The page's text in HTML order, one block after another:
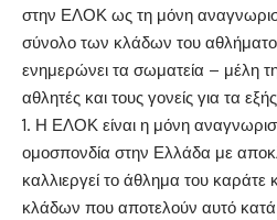
στην ΕΛΟΚ ως τη μόνη
σύνολο των κλάδων του
ενημερώνει τα σωματεία – μέλη
αθλητές και τους γονείς για τα
Η ΕΛΟΚ είναι η μόνη
ομοσπονδία στην Ελλάδα με
καλλιεργεί το άθλημα του καράτε
κλάδων που αποτελούν αυτό κατά